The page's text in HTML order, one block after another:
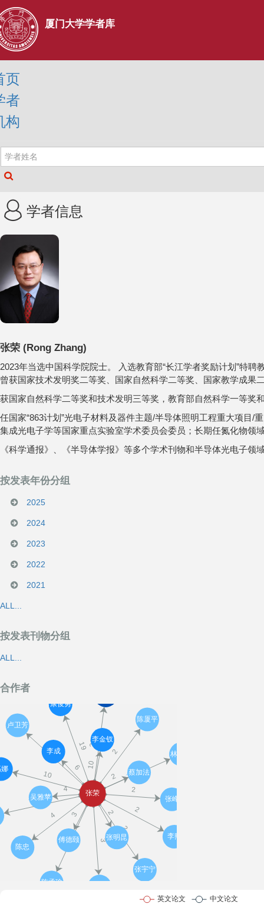
厦门大学学者库
页
者
构
学者信息
张荣 (Rong Zhang)
2023年当选中国科学院院士。 入选教育部“长江学者奖励计划”特
曾获国家技术发明奖二等奖、国家自然科学二等奖、国家教学成
获国家自然科学二等奖和技术发明三等奖，教育部自然科学一等奖
任国家“863计划”光电子材料及器件主题/半导体照明工程重大项目
集成光电子学等国家重点实验室学术委员会委员；长期任氮化物
《科学通报》、《半导体学报》等多个学术刊物和半导体光电子领
按发表年份分组
2025
2024
2023
2022
2021
ALL...
按发表刊物分组
ALL...
合作者